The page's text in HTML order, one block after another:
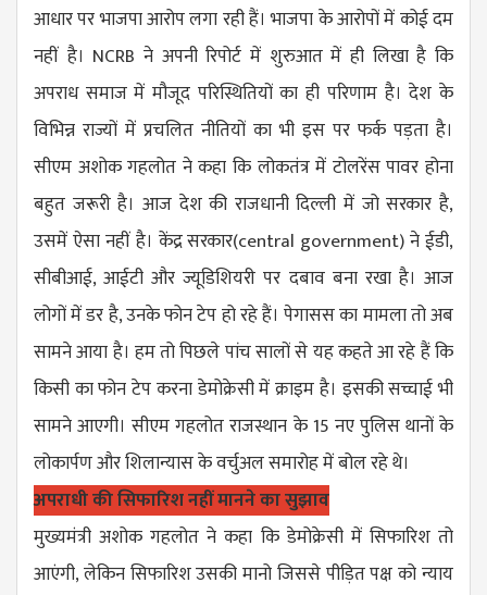
आधार पर भाजपा आरोप लगा रही हैं। भाजपा के आरोपों में कोई दम
नहीं है। NCRB ने अपनी रिपोर्ट में शुरुआत में ही लिखा है कि
अपराध समाज में मौजूद परिस्थितियों का ही परिणाम है। देश के
विभिन्न राज्यों में प्रचलित नीतियों का भी इस पर फर्क पड़ता है।
सीएम अशोक गहलोत ने कहा कि लोकतंत्र में टोलरेंस पावर होना
बहुत जरूरी है। आज देश की राजधानी दिल्ली में जो सरकार है,
उसमें ऐसा नहीं है। ​केंद्र सरकार(central government) ने ईडी,
सीबीआई, आईटी और ज्यूडिशियरी पर दबाव बना रखा है। आज
लोगों में डर है, उनके फोन टेप हो रहे हैं। पेगासस का मामला तो अब
सामने आया है। हम तो पिछले पांच सालों से यह कहते आ रहे हैं कि
किसी का फोन टेप करना डेमोक्रेसी में क्राइम है। इसकी सच्चाई भी
सामने आएगी। सीएम गहलोत राजस्थान के 15 नए पुलिस थानों के
लोकार्पण और शिलान्यास के वर्चुअल समारोह में बोल रहे थे।
अपराधी की सिफारिश नहीं मानने का सुझाव
मुख्यमंत्री अशोक गहलोत ने कहा कि डेमोक्रेसी में सिफारिश तो
आएंगी, लेकिन सिफारिश उसकी मानो जिससे पीड़ित पक्ष को न्याय